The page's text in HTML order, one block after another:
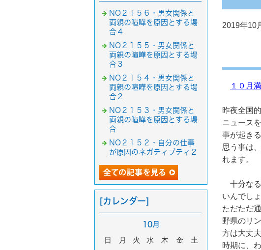
2019年10
１０月
昨夜全国
ニュース
事が起き
思う事は
れます。
十分なる
いんでし
ただただ
野県のリ
方は大丈
時期に、
NO２１５６・男女関係と
両親の喧嘩を原因とする場
合４
NO２１５５・男女関係と
両親の喧嘩を原因とする場
合３
NO２１５４・男女関係と
両親の喧嘩を原因とする場
合２
NO２１５３・男女関係と
両親の喧嘩を原因とする場
合
NO２１５２・自分の仕事
が原因のネガティブティ２
[カレンダー]
10月
日 月 火 水 木 金
土